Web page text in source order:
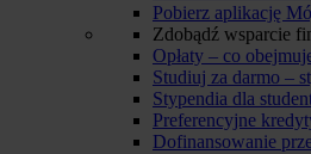
Pobierz aplikację
Zdobądź wsparcie
Opłaty – co
Studiuj za darmo –
Stypendia dla
Preferencyjne
Dofinansowanie